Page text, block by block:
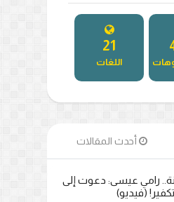
27
اللغات
أحدث المقالات
رامي عيسى: دعوت إلى
(فيديو)